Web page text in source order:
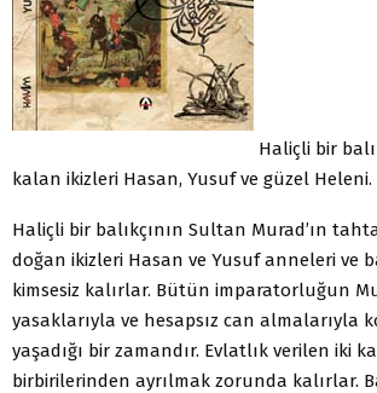
Haliçli bir
kalan ikizleri Hasan, Yusuf ve güzel Heleni.
Haliçli bir balıkçının Sultan Murad’ın
doğan ikizleri Hasan ve Yusuf anneleri ve
kimsesiz kalırlar. Bütün imparatorluğun
yasaklarıyla ve hesapsız can almalarıyla
yaşadığı bir zamandır. Evlatlık verilen iki
birbirilerinden ayrılmak zorunda kalırlar.